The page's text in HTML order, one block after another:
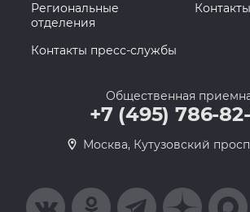
Региональные
отделения
Контакты пресс-службы
Общественная
+7 (495) 786-
Москва, Кутузовский